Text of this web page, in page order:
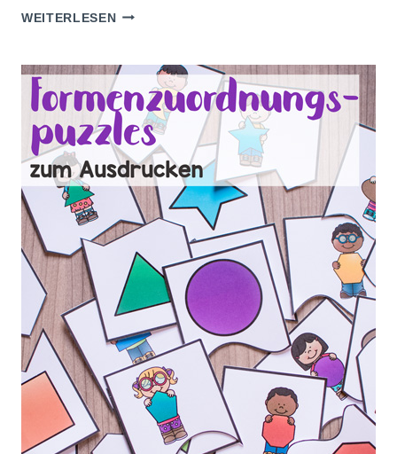
WEITERLESENMEIN
ICH:
FRAGEBOGEN
ZUM
VATERTAG